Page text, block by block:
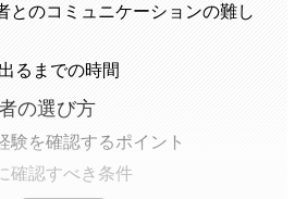
とのコミュニケーションの難し
るまでの時間
の選び方
験を確認するポイント
確認すべき条件